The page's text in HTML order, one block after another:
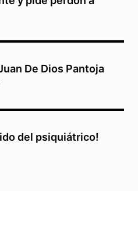
De Dios Pantoja
del psiquiátrico!